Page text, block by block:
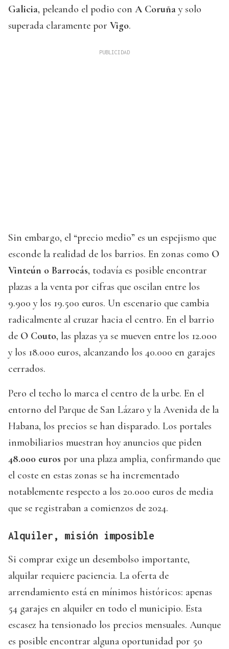
Galicia, peleando el podio con A Coruña y solo
superada claramente por Vigo.
Sin embargo, el “precio medio” es un espejismo que
esconde la realidad de los barrios. En zonas como O
Vinteún o Barrocás, todavía es posible encontrar
plazas a la venta por cifras que oscilan entre los
9.900 y los 19.500 euros. Un escenario que cambia
radicalmente al cruzar hacia el centro. En el barrio
de O Couto, las plazas ya se mueven entre los 12.000
y los 18.000 euros, alcanzando los 40.000 en garajes
cerrados.
Pero el techo lo marca el centro de la urbe. En el
entorno del Parque de San Lázaro y la Avenida de la
Habana, los precios se han disparado. Los portales
inmobiliarios muestran hoy anuncios que piden
48.000 euros por una plaza amplia, confirmando que
el coste en estas zonas se ha incrementado
notablemente respecto a los 20.000 euros de media
que se registraban a comienzos de 2024.
Alquiler, misión imposible
Si comprar exige un desembolso importante,
alquilar requiere paciencia. La oferta de
arrendamiento está en mínimos históricos: apenas
54 garajes en alquiler en todo el municipio. Esta
escasez ha tensionado los precios mensuales. Aunque
es posible encontrar alguna oportunidad por 50